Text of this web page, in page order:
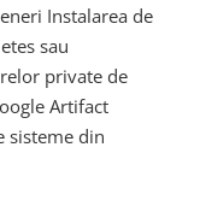
Instalarea de
sau
private de
Artifact
sisteme din